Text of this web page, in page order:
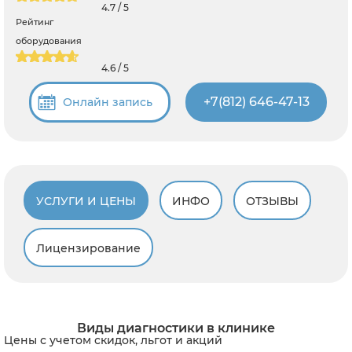
4.7 / 5
Рейтинг
оборудования
4.6 / 5
Онлайн запись +7(812) 646-47-13
УСЛУГИ И ЦЕНЫ ИНФО ОТЗЫВЫ
Лицензирование
Виды диагностики в клинике
Цены с учетом скидок, льгот и акций